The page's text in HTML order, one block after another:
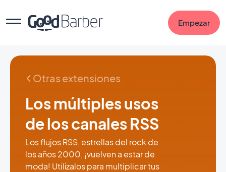
Empezar
Otras extensiones
Los múltiples usos
de los canales RSS
Los flujos RSS, estrellas del rock de
los años 2000, ¡vuelven a estar de
moda! Utilízalos para multiplicar tus